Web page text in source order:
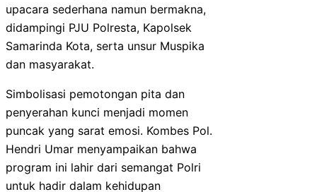
upacara sederhana namun bermakna,
didampingi PJU Polresta, Kapolsek
Samarinda Kota, serta unsur Muspika
dan masyarakat.
Simbolisasi pemotongan pita dan
penyerahan kunci menjadi momen
puncak yang sarat emosi. Kombes Pol.
Hendri Umar menyampaikan bahwa
program ini lahir dari semangat Polri
untuk hadir dalam kehidupan